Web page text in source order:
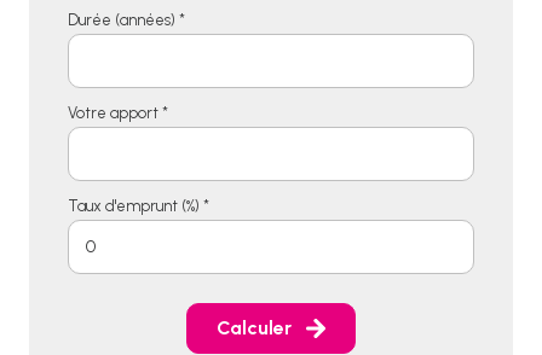
Durée (années) *
Votre apport *
Taux d'emprunt (%) *
Calculer